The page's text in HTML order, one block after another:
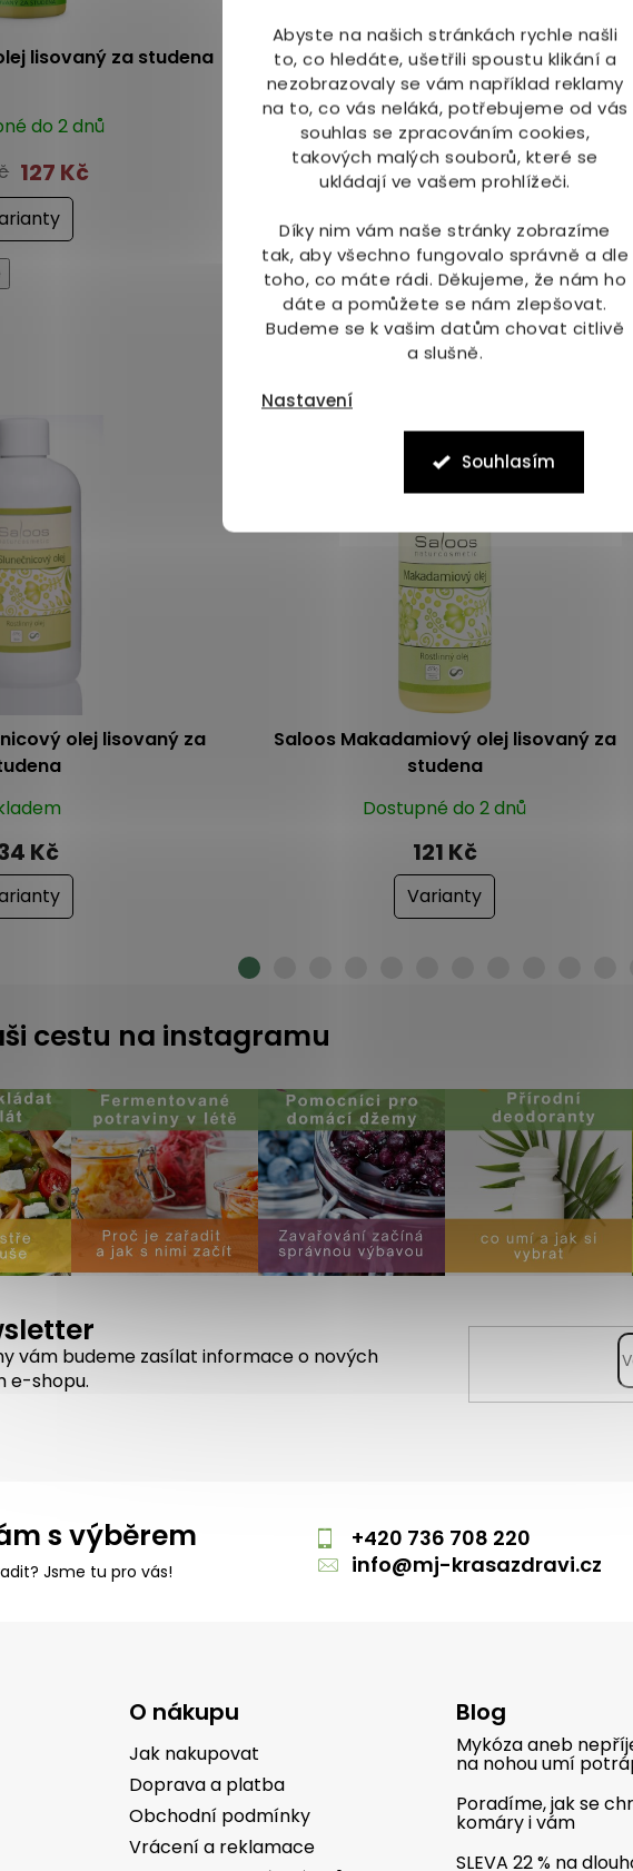
Abyste na našich stránkách rychle našli
to, co hledáte, ušetřili spoustu klikání a
nezobrazovaly se vám například reklamy
na to, co vás neláká, potřebujeme od vás
souhlas se zpracováním cookies,
takových malých souborů, které se
ukládají ve vašem prohlížeči.
Díky nim vám naše stránky zobrazíme
tak, aby všechno fungovalo správně a dle
toho, co máte rádi. Děkujeme, že nám ho
dáte a pomůžete se nám zlepšovat.
Budeme se k vašim datům chovat citlivě
a slušně.
Nastavení
Souhlasím
lisovaný za studena
do 2 dnů
127 Kč
Saloos Bio Slunečnicový olej lisovaný za
studena
Skladem
134 Kč
Mohlo by Vás zajímat
olej lisovaný za
Kč
Saloos Makadamiový olej lisovaný za
studena
Dostupné do 2 dnů
121 Kč
Varianty
cestu na instagramu
vám budeme zasílat informace o nových
e-shopu.
s výběrem
Jsme tu pro vás!
+420 736 708 220
info@mj-krasazdravi.cz
O nákupu
Jak nakupovat
Doprava a platba
Obchodní podmínky
Vrácení a reklamace
Blog
Mykóza aneb
na nohou umí
Poradíme, jak se
komáry i vám
SLEVA 22 % na